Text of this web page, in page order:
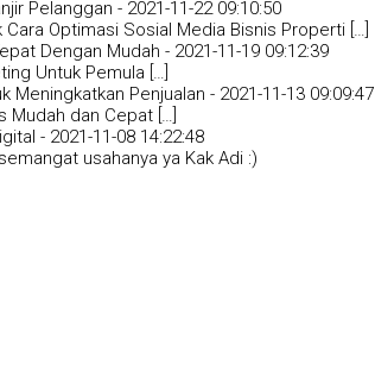
Pelanggan - 2021-11-22 09:10:50
Optimasi Sosial Media Bisnis Properti […]
Dengan Mudah - 2021-11-19 09:12:39
Untuk Pemula […]
Meningkatkan Penjualan - 2021-11-13 09:09:47
dan Cepat […]
- 2021-11-08 14:22:48
usahanya ya Kak Adi :)